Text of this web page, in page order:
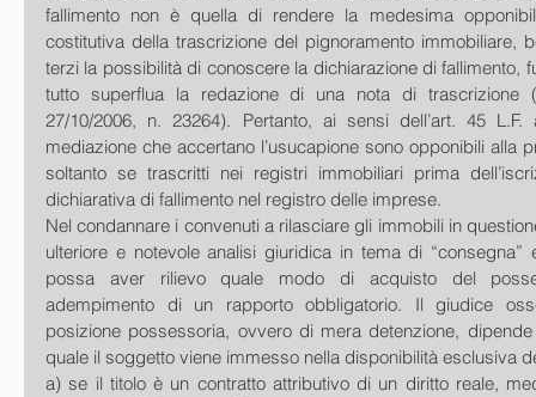
fallimento non è quella di rendere la medesima
costitutiva della trascrizione del pignoramento immobiliare,
terzi la possibilità di conoscere la dichiarazione di fallimento,
tutto superflua la redazione di una nota di trascrizione
27/10/2006, n. 23264). Pertanto, ai sensi dell’art. 45
mediazione che accertano l’usucapione sono opponibili alla
soltanto se trascritti nei registri immobiliari prima
dichiarativa di fallimento nel registro delle imprese.
Nel condannare i convenuti a rilasciare gli immobili in
ulteriore e notevole analisi giuridica in tema di
possa aver rilievo quale modo di acquisto del
adempimento di un rapporto obbligatorio. Il giudice
posizione possessoria, ovvero di mera detenzione,
quale il soggetto viene immesso nella disponibilità esclusiva
a) se il titolo è un contratto attributivo di un diritto reale,